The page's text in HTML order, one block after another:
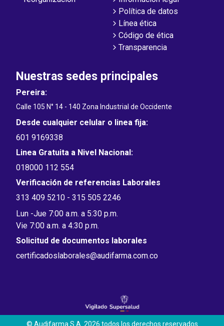
Política de datos
Línea ética
Código de ética
Transparencia
Nuestras sedes principales
Pereira:
Calle 105 N° 14 - 140 Zona Industrial de Occidente
Desde cualquier celular o linea fija:
601 9169338
Linea Gratuita a Nivel Nacional:
018000 112 554
Verificación de referencias Laborales
313 409 5210 - 315 505 2246
Lun -Jue 7:00 a.m. a 5:30 p.m.
Vie 7:00 a.m. a 4:30 p.m.
Solicitud de documentos laborales
certificadoslaborales@audifarma.com.co
© Audifarma S.A. 2026 todos los derechos reservados